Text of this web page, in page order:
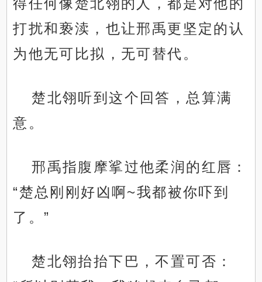
得任何像楚北翎的人，都是对他的
打扰和亵渎，也让邢禹更坚定的认
为他无可比拟，无可替代。
楚北翎听到这个回答，总算满
意。
邢禹指腹摩挲过他柔润的红唇：
“楚总刚刚好凶啊~我都被你吓到
了。”
楚北翎抬抬下巴，不置可否：